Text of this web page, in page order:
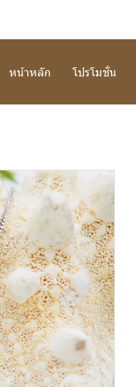
หน้าหลัก โปรโมชั่น